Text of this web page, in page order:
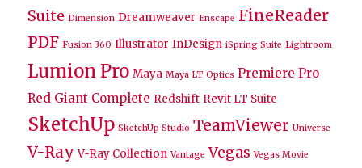
Suite Dimension Dreamweaver Enscape FineReader
PDF Fusion 360 Illustrator InDesign iSpring Suite Lightroom
Lumion Pro Maya Maya LT Optics Premiere Pro
Red Giant Complete Redshift Revit LT Suite
SketchUp SketchUp Studio TeamViewer Universe
V-Ray V-Ray Collection Vantage Vegas Vegas Movie